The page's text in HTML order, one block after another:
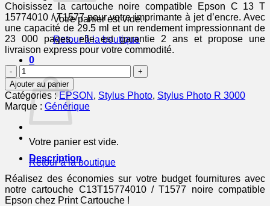
Votre panier est vide.
Retour à la boutique
0
Votre panier est vide.
Retour à la boutique
Choisissez la cartouche noire compatible Epson C 13 T
15774010 / T1577 pour votre imprimante à jet d’encre. Avec
une capacité de 29.5 ml et un rendement impressionnant de
23 000 pages, elle est garantie 2 ans et propose une
livraison express pour votre commodité.
quantité
de
C13T15774010
/
T1577
-
cartouche
compatible
Epson
noire
Ajouter au panier
Catégories :EPSON , Stylus Photo, Stylus Photo R 3000
Marque : Générique
Description
Réalisez des économies sur votre budget fournitures avec
notre cartouche C13T15774010 / T1577 noire compatible
Epson chez Print Cartouche !